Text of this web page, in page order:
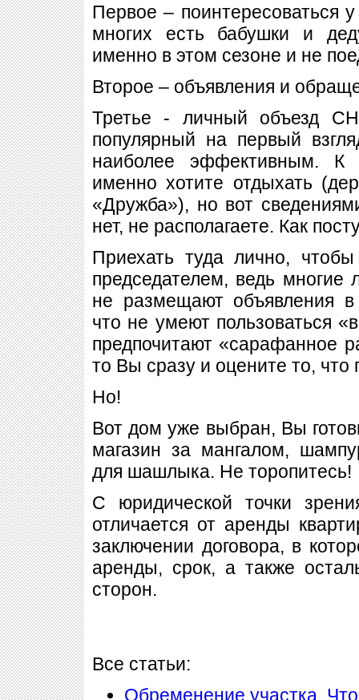
Первое – поинтересоваться
многих есть бабушки и
именно в этом сезоне и не
Второе – объявления и
Третье - личный объезд
популярный на первый
наиболее эффективным. К
именно хотите отдыхать
«Дружба»), но вот
нет, не располагаете. Как
Приехать туда лично,
председателем, ведь
не размещают объявления в
что не умеют пользоваться
предпочитают «сарафанное
то Вы сразу и оцените то, что
Но!
Вот дом уже выбран, Вы
магазин за мангалом,
для шашлыка. Не торопитесь!
С юридической точки
отличается от аренды
заключении договора, в
аренды, срок, а также
сторон.
Все статьи:
Обременение участка.